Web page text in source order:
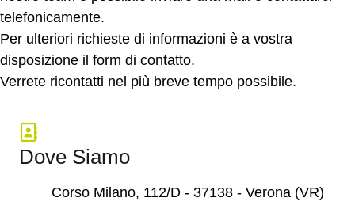
telefonicamente.
Per ulteriori richieste di informazioni è a vostra
disposizione il form di contatto.
Verrete ricontatti nel più breve tempo possibile.
Dove Siamo
Corso Milano, 112/D - 37138 - Verona (VR)